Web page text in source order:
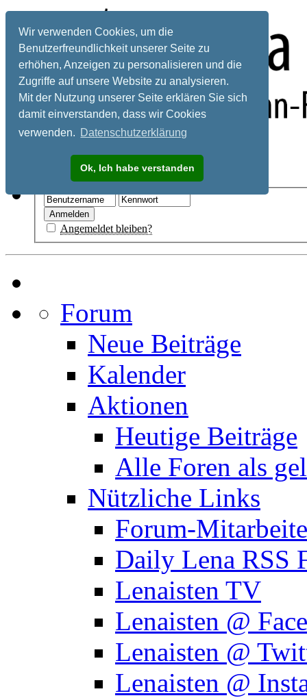
Wir verwenden Cookies, um die
Benutzerfreundlichkeit unserer Seite zu
erhöhen, Anzeigen zu personalisieren und die
Zugriffe auf unsere Website zu analysieren.
Mit der Nutzung unserer Seite erklären Sie sich
damit einverstanden, dass wir Cookies
verwenden. Datenschutzerklärung
Ok, Ich habe verstanden
Registrieren
Angemeldet bleiben?
Forum
Neue Beiträge
Kalender
Aktionen
Heutige Beiträge
Alle Foren als
Nützliche Links
Forum-
Daily Lena RSS
Lenaisten TV
Lenaisten @
Lenaisten @
Lenaisten @